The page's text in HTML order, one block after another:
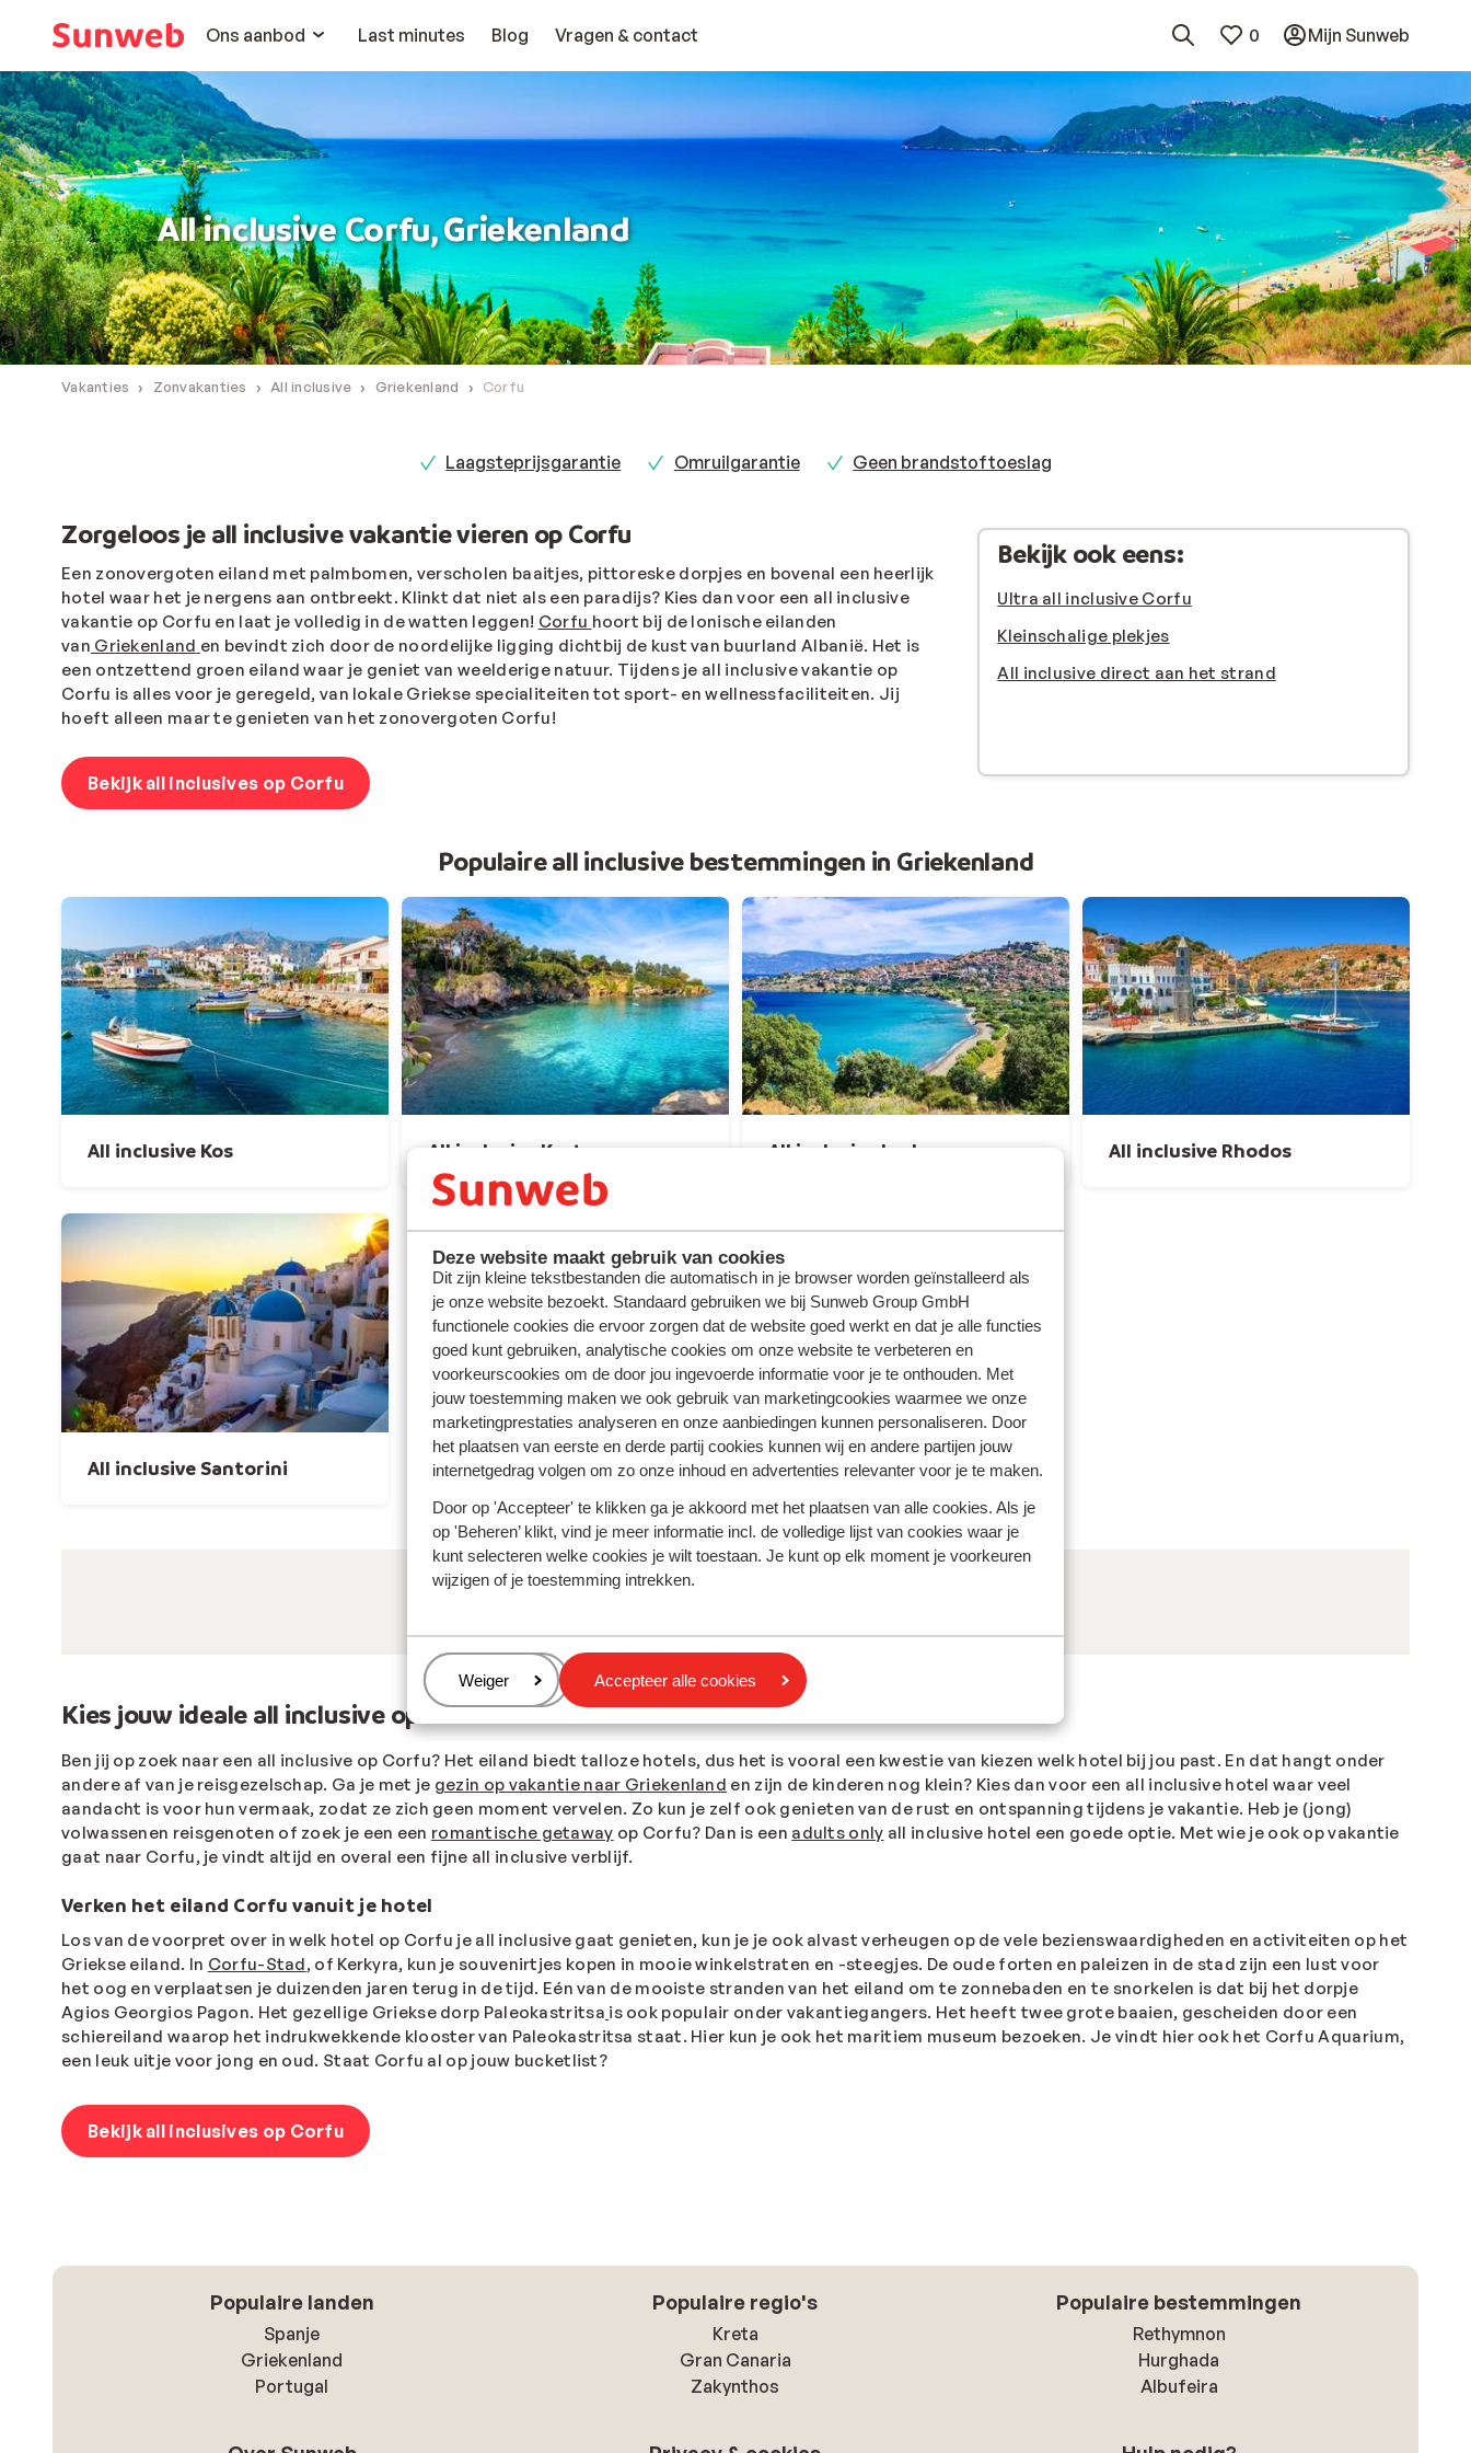
Deze website maakt gebruik van cookies
Dit zijn kleine tekstbestanden die automatisch in je browser worden geïnstalleerd als
je onze website bezoekt. Standaard gebruiken we bij Sunweb Group GmbH
functionele cookies die ervoor zorgen dat de website goed werkt en dat je alle functies
goed kunt gebruiken, analytische cookies om onze website te verbeteren en
voorkeurscookies om de door jou ingevoerde informatie voor je te onthouden. Met
jouw toestemming maken we ook gebruik van marketingcookies waarmee we onze
marketingprestaties analyseren en onze aanbiedingen kunnen personaliseren. Door
het plaatsen van eerste en derde partij cookies kunnen wij en andere partijen jouw
internetgedrag volgen om zo onze inhoud en advertenties relevanter voor je te maken.
Door op 'Accepteer' te klikken ga je akkoord met het plaatsen van alle cookies. Als je
op 'Beheren’ klikt, vind je meer informatie incl. de volledige lijst van cookies waar je
kunt selecteren welke cookies je wilt toestaan. Je kunt op elk moment je voorkeuren
wijzigen of je toestemming intrekken.
Beheren
Weiger Accepteer alle cookies
Ons aanbod
Last minutes Blog Vragen & contact 0 Mijn Sunweb
All inclusive Corfu, Griekenland
Vakanties Zonvakanties All inclusive Griekenland Corfu
Laagsteprijsgarantie Omruilgarantie Geen brandstoftoeslag
Zorgeloos je all inclusive vakantie vieren op Corfu
Een zonovergoten eiland met palmbomen, verscholen baaitjes, pittoreske dorpjes en bovenal een heerlijk
hotel waar het je nergens aan ontbreekt. Klinkt dat niet als een paradijs? Kies dan voor een all inclusive
vakantie op Corfu en laat je volledig in de watten leggen! Corfu hoort bij de Ionische eilanden
van Griekenland en bevindt zich door de noordelijke ligging dichtbij de kust van buurland Albanië. Het is
een ontzettend groen eiland waar je geniet van weelderige natuur. Tijdens je all inclusive vakantie op
Corfu is alles voor je geregeld, van lokale Griekse specialiteiten tot sport- en wellnessfaciliteiten. Jij
hoeft alleen maar te genieten van het zonovergoten Corfu!
Bekijk all inclusives op Corfu
Bekijk ook eens:
Ultra all inclusive Corfu
Kleinschalige plekjes
All inclusive direct aan het strand
Populaire all inclusive bestemmingen in Griekenland
All inclusive Kos All inclusive Kreta All inclusive Lesbos All inclusive Rhodos
All inclusive Santorini
Kies jouw ideale all inclusive op Corfu: hotels zat!
Ben jij op zoek naar een all inclusive op Corfu? Het eiland biedt talloze hotels, dus het is vooral een kwestie van kiezen welk hotel bij jou past. En dat hangt onder
andere af van je reisgezelschap. Ga je met je gezin op vakantie naar Griekenland en zijn de kinderen nog klein? Kies dan voor een all inclusive hotel waar veel
aandacht is voor hun vermaak, zodat ze zich geen moment vervelen. Zo kun je zelf ook genieten van de rust en ontspanning tijdens je vakantie. Heb je (jong)
volwassenen reisgenoten of zoek je een een romantische getaway op Corfu? Dan is een adults only all inclusive hotel een goede optie. Met wie je ook op vakantie
gaat naar Corfu, je vindt altijd en overal een fijne all inclusive verblijf.
Verken het eiland Corfu vanuit je hotel
Los van de voorpret over in welk hotel op Corfu je all inclusive gaat genieten, kun je je ook alvast verheugen op de vele bezienswaardigheden en activiteiten op het
Griekse eiland. In Corfu-Stad, of Kerkyra, kun je souvenirtjes kopen in mooie winkelstraten en -steegjes. De oude forten en paleizen in de stad zijn een lust voor
het oog en verplaatsen je duizenden jaren terug in de tijd. Eén van de mooiste stranden van het eiland om te zonnebaden en te snorkelen is dat bij het dorpje
Agios Georgios Pagon. Het gezellige Griekse dorp Paleokastritsa is ook populair onder vakantiegangers. Het heeft twee grote baaien, gescheiden door een
schiereiland waarop het indrukwekkende klooster van Paleokastritsa staat. Hier kun je ook het maritiem museum bezoeken. Je vindt hier ook het Corfu Aquarium,
een leuk uitje voor jong en oud. Staat Corfu al op jouw bucketlist?
Bekijk all inclusives op Corfu
Populaire landen
Spanje
Griekenland
Portugal
Populaire regio's
Kreta
Gran Canaria
Zakynthos
Populaire bestemmingen
Rethymnon
Hurghada
Albufeira